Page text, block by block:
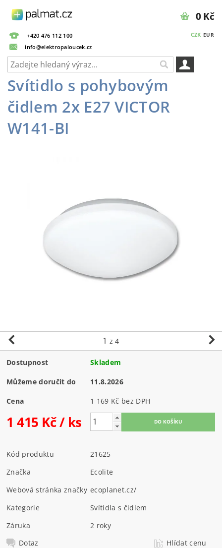
+420 476 112 100
info@elektropaloucek.cz
CZK EUR
0 Kč
Svítidlo s pohybovým
čidlem 2x E27 VICTOR
W141-BI
1 z 4
Dostupnost Skladem
Můžeme doručit do 11.8.2026
Cena 1 169 Kč bez DPH
1 415 Kč/ ks
Kód produktu
21625
Značka
Ecolite
Webová stránka značky ecoplanet.cz/
Kategorie
Svítidla s čidlem
Záruka
2 roky
Dotaz
Hlídat cenu